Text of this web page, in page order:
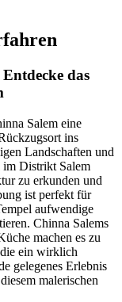
das
Salem eine
ins
Landschaften und
im Distrikt Salem
zu erkunden und
ist perfekt für
aufwendige
Chinna Salems
machen es zu
ein wirklich
gelegenes Erlebnis
malerischen